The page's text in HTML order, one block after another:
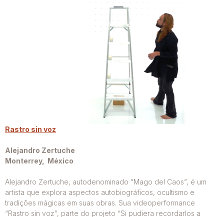
Rastro sin voz
Alejandro Zertuche
Monterrey, México
Alejandro Zertuche, autodenominado “Mago del Caos”, é um
artista que explora aspectos autobiográficos, ocultismo e
tradições mágicas em suas obras. Sua videoperformance
“Rastro sin voz”, parte do projeto “Si pudiera recordarlos a